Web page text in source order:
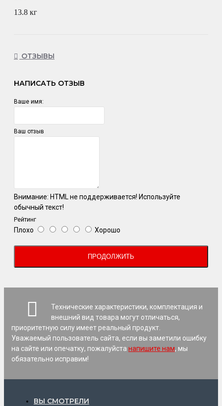
13.8 кг
ОТЗЫВЫ
НАПИСАТЬ ОТЗЫВ
Ваше имя:
Ваш отзыв
Внимание: HTML не поддерживается! Используйте
обычный текст!
Рейтинг
Плохо Хорошо
ПРОДОЛЖИТЬ
Технические характеристики, комплектация и
внешний вид товара могут отличаться,
приоритетную силу имеет реальный продукт.
Уважаемый пользователь сайта, если вы заметили ошибку
на сайте или опечатку, пожалуйста напишите нам, мы
обязательно исправим!
ВЫ СМОТРЕЛИ